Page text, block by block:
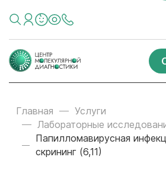
Главная
Услуги
Лабораторные
Папилломавирусная
скрининг (6,11)